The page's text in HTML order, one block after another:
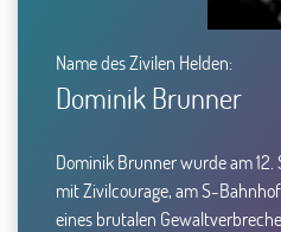
Name des Zivilen Helden:
Dominik Brunner
Dominik Brunner wurde am
mit Zivilcourage, am S-
eines brutalen